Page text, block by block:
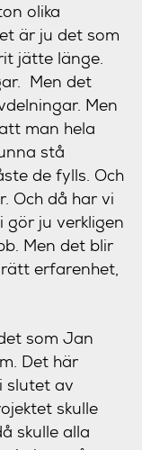
olika
är ju det som
jätte länge.
Men det
Men
man hela
stå
de fylls. Och
Och då har vi
gör ju verkligen
Men det blir
erfarenhet,
som Jan
Det här
slutet av
skulle
skulle alla